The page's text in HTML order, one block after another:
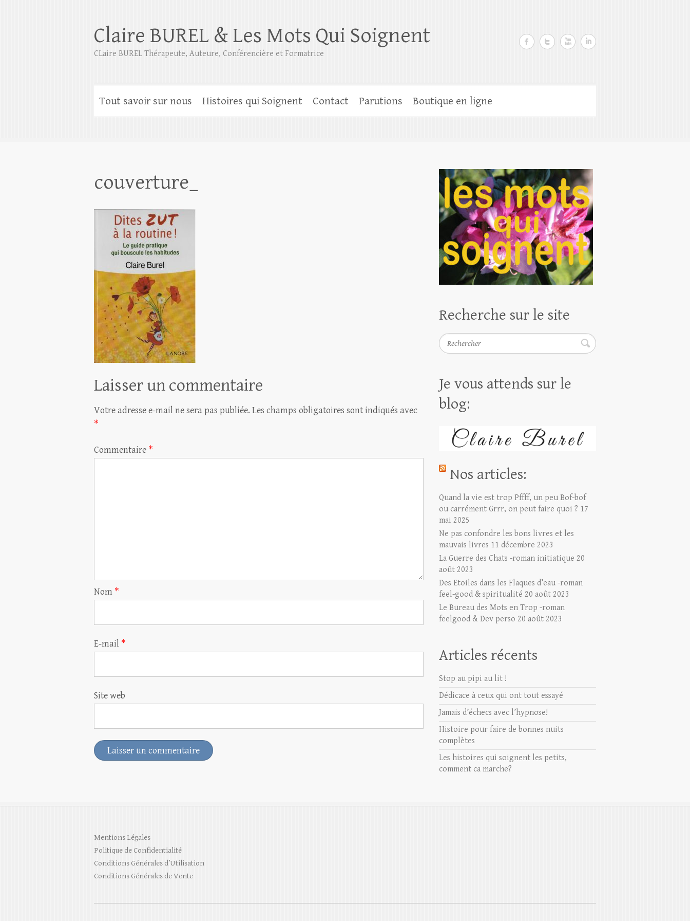
Claire BUREL & Les Mots Qui Soignent
CLaire BUREL Thérapeute, Auteure, Conférencière et Formatrice
Tout savoir sur nous Histoires qui Soignent Contact Parutions Boutique en ligne
couverture_
Laisser un commentaire
Votre adresse e-mail ne sera pas publiée. Les champs obligatoires sont indiqués avec
*
Commentaire *
Nom *
E-mail *
Site web
Recherche sur le site
Rechercher
Je vous attends sur le
blog:
Nos articles:
Quand la vie est trop Pffff, un peu Bof-bof
ou carrément Grrr, on peut faire quoi ? 17
mai 2025
Ne pas confondre les bons livres et les
mauvais livres 11 décembre 2023
La Guerre des Chats -roman initiatique 20
août 2023
Des Etoiles dans les Flaques d’eau -roman
feel-good & spiritualité 20 août 2023
Le Bureau des Mots en Trop -roman
feelgood & Dev perso 20 août 2023
Articles récents
Stop au pipi au lit !
Dédicace à ceux qui ont tout essayé
Jamais d’échecs avec l’hypnose!
Histoire pour faire de bonnes nuits
complètes
Les histoires qui soignent les petits,
comment ca marche?
Mentions Légales
Politique de Confidentialité
Conditions Générales d’Utilisation
Conditions Générales de Vente